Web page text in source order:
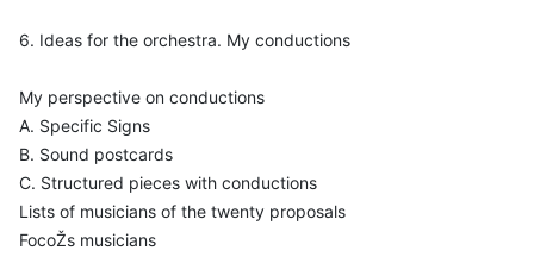
6. Ideas for the orchestra. My conductions
My perspective on conductions
A. Specific Signs
B. Sound postcards
C. Structured pieces with conductions
Lists of musicians of the twenty proposals
FocoŽs musicians